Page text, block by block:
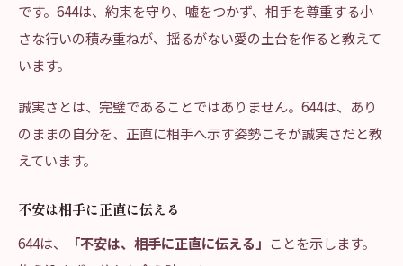
です。644は、約束を守り、嘘をつかず、相手を尊重する小
さな行いの積み重ねが、揺るがない愛の土台を作ると教えて
います。
誠実さとは、完璧であることではありません。644は、あり
のままの自分を、正直に相手へ示す姿勢こそが誠実さだと教
えています。
不安は相手に正直に伝える
644は、
「不安は、相手に正直に伝える」 ことを示します。